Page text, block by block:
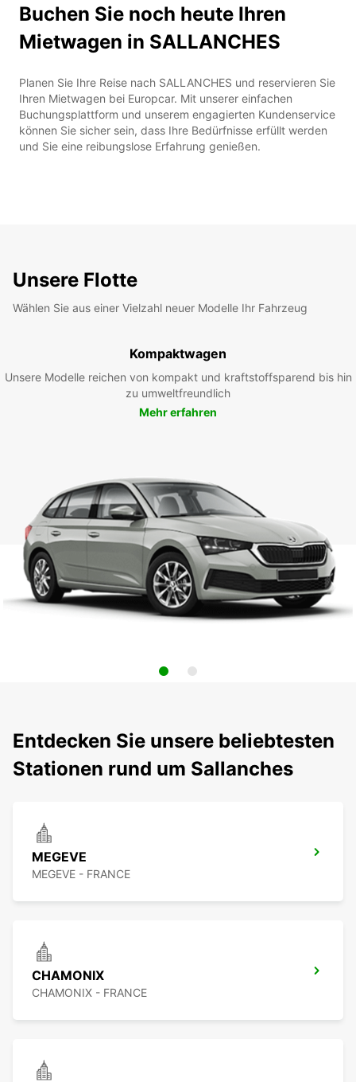
Buchen Sie noch heute Ihren
Mietwagen in SALLANCHES
Planen Sie Ihre Reise nach SALLANCHES und reservieren Sie
Ihren Mietwagen bei Europcar. Mit unserer einfachen
Buchungsplattform und unserem engagierten Kundenservice
können Sie sicher sein, dass Ihre Bedürfnisse erfüllt werden
und Sie eine reibungslose Erfahrung genießen.
Unsere Flotte
Wählen Sie aus einer Vielzahl neuer Modelle Ihr Fahrzeug
Kompaktwagen
Unsere Modelle reichen von kompakt und kraftstoffsparend bis hin
zu umweltfreundlich
Mehr erfahren
Entdecken Sie unsere beliebtesten
Stationen rund um Sallanches
MEGEVE
MEGEVE - FRANCE
CHAMONIX
CHAMONIX - FRANCE